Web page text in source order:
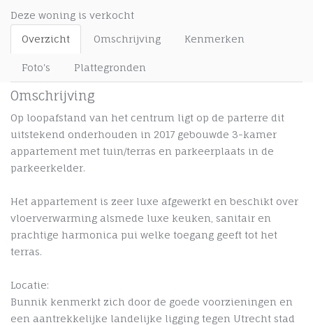
Deze woning is verkocht
Overzicht
Omschrijving Kenmerken
Foto's Plattegronden
Omschrijving
Op loopafstand van het centrum ligt op de parterre dit
uitstekend onderhouden in 2017 gebouwde 3-kamer
appartement met tuin/terras en parkeerplaats in de
parkeerkelder.
Het appartement is zeer luxe afgewerkt en beschikt over
vloerverwarming alsmede luxe keuken, sanitair en
prachtige harmonica pui welke toegang geeft tot het
terras.
Locatie:
Bunnik kenmerkt zich door de goede voorzieningen en
een aantrekkelijke landelijke ligging tegen Utrecht stad